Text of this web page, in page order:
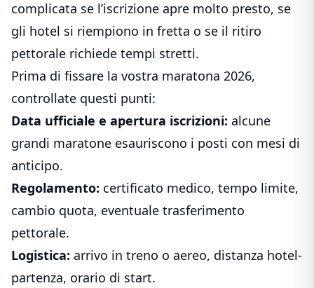
complicata se l’iscrizione apre molto presto, se
gli hotel si riempiono in fretta o se il ritiro
pettorale richiede tempi stretti.
Prima di fissare la vostra maratona 2026,
controllate questi punti:
Data ufficiale e apertura iscrizioni: alcune
grandi maratone esauriscono i posti con mesi di
anticipo.
Regolamento: certificato medico, tempo limite,
cambio quota, eventuale trasferimento
pettorale.
Logistica: arrivo in treno o aereo, distanza hotel-
partenza, orario di start.